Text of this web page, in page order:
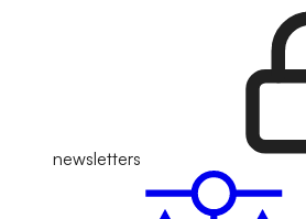
newsletters